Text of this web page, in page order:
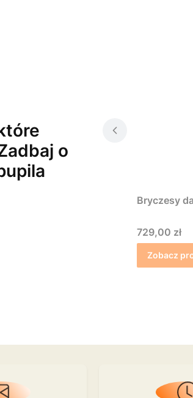
o
Bryczesy
Cena
729,00 zł
Zobacz